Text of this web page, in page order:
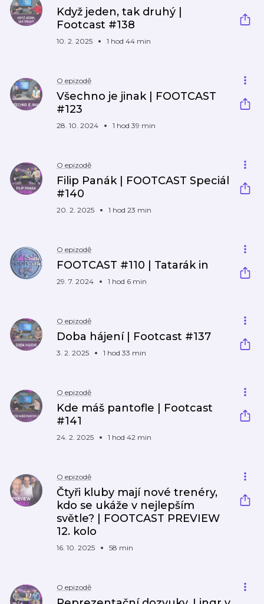
Když jeden, tak druhý |
Footcast #138
10. 2. 2025 1 hod 44 min
O epizodě
Všechno je jinak | FOOTCAST
#123
28. 10. 2024 1 hod 39 min
O epizodě
Filip Panák | FOOTCAST Speciál
#140
20. 2. 2025 1 hod 23 min
O epizodě
FOOTCAST #110 | Tatarák in
29. 7. 2024 1 hod 6 min
O epizodě
Doba hájení | Footcast #137
3. 2. 2025 1 hod 33 min
O epizodě
Kde máš pantofle | Footcast
#141
24. 2. 2025 1 hod 42 min
O epizodě
Čtyři kluby mají nové trenéry,
kdo se ukáže v nejlepším
světle? | FOOTCAST PREVIEW
12. kolo
16. 10. 2025 58 min
O epizodě